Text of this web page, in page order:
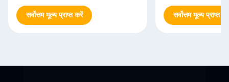
सर्वोत्तम मूल्य प्राप्त करें सर्वोत्तम मूल्य प्राप्त